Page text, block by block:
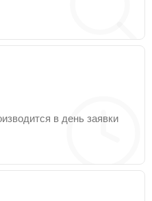
в день заявки